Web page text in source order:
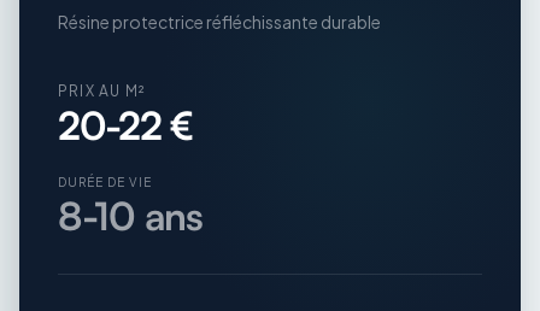
Résine protectrice réfléchissante durable
PRIX AU M²
20-22 €
DURÉE DE VIE
8-10 ans